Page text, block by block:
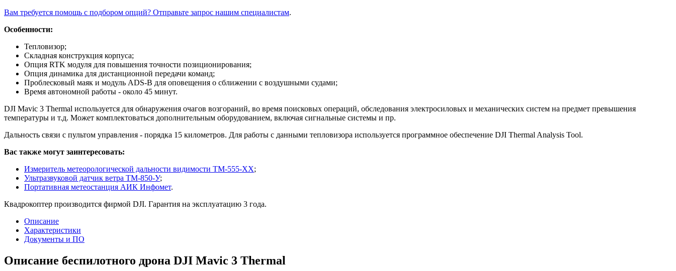
Вам требуется помощь с подбором опций? Отправьте запрос нашим специалистам.
Особенности:
Тепловизор;
Складная конструкция корпуса;
Опция RTK модуля для повышения точности позиционирования;
Опция динамика для дистанционной передачи команд;
Проблесковый маяк и модуль ADS-B для оповещения о сближении с воздушными судами;
Время автономной работы - около 45 минут.
DJI Mavic 3 Thermal используется для обнаружения очагов возгораний, во время поисковых операций, обследования электросиловых и механических систем на предмет превышения
температуры и т.д. Может комплектоваться дополнительным оборудованием, включая сигнальные системы и пр.
Дальность связи с пультом управления - порядка 15 километров. Для работы с данными тепловизора используется программное обеспечение DJI Thermal Analysis Tool.
Вас также могут заинтересовать:
Измеритель метеорологической дальности видимости ТМ-555-ХХ;
Ультразвуковой датчик ветра ТМ-850-У;
Портативная метеостанция АИК Инфомет.
Квадрокоптер производится фирмой DJI. Гарантия на эксплуатацию 3 года.
Описание
Характеристики
Документы и ПО
Описание беспилотного дрона DJI Mavic 3 Thermal